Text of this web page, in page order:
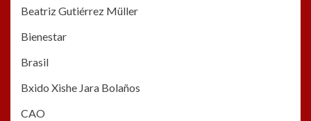
Beatriz Gutiérrez Müller
Bienestar
Brasil
Bxido Xishe Jara Bolaños
CAO